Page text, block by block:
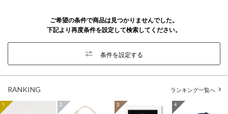
ご希望の条件で商品は見つかりませんでした。
下記より再度条件を設定して検索してください。
条件を設定する
RANKING ランキング一覧へ
1 2 3 4